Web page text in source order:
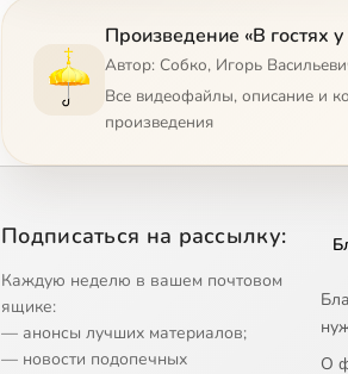
В гостях у Дуняши. 12 месяцев,
10 В гостях у Дуняши. 12
13 В гостях у Дуняши. 12 месяцев,
14 В гостях у Дуняши 2 (Лествица)
Произведение «В гостях
Автор: Собко, Игорь
Все видеофайлы, описание и
произведения
Подписаться на рассылку:
Каждую неделю в вашем почтовом
ящике:
— анонсы лучших материалов;
— новости подопечных
О